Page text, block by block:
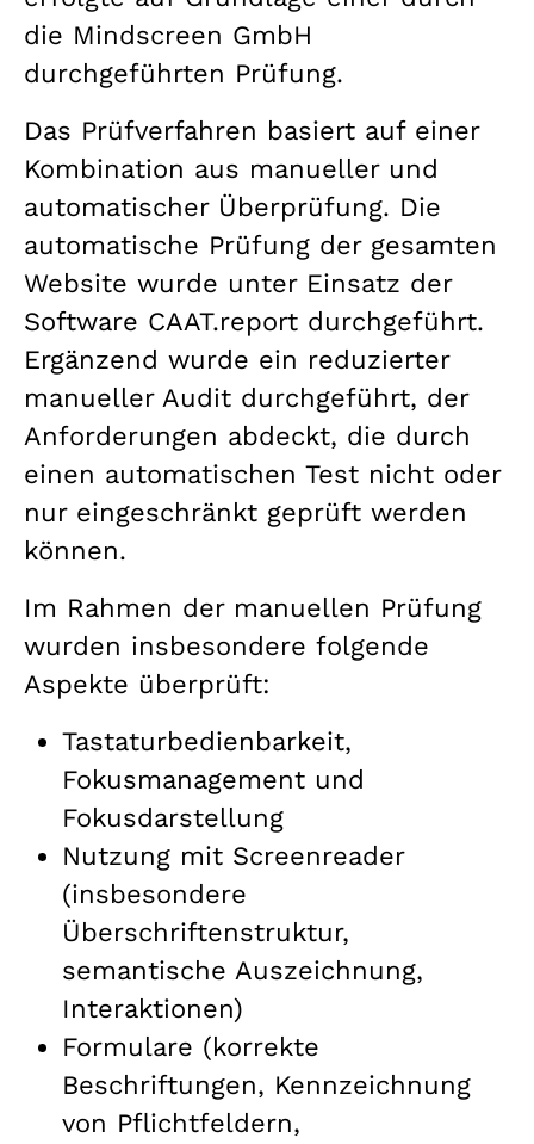
die Mindscreen GmbH
durchgeführten Prüfung.
Das Prüfverfahren basiert auf einer
Kombination aus manueller und
automatischer Überprüfung. Die
automatische Prüfung der gesamten
Website wurde unter Einsatz der
Software CAAT.report durchgeführt.
Ergänzend wurde ein reduzierter
manueller Audit durchgeführt, der
Anforderungen abdeckt, die durch
einen automatischen Test nicht oder
nur eingeschränkt geprüft werden
können.
Im Rahmen der manuellen Prüfung
wurden insbesondere folgende
Aspekte überprüft:
Tastaturbedienbarkeit,
Fokusmanagement und
Fokusdarstellung
Nutzung mit Screenreader
(insbesondere
Überschriftenstruktur,
semantische Auszeichnung,
Interaktionen)
Formulare (korrekte
Beschriftungen, Kennzeichnung
von Pflichtfeldern,